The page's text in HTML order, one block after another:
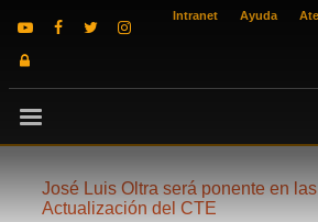
Intranet Ayuda
José Luis Oltra será ponente en
Actualización del CTE